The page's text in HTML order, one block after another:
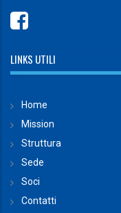
LINKS UTILI
Home
Mission
Struttura
Sede
Soci
Contatti